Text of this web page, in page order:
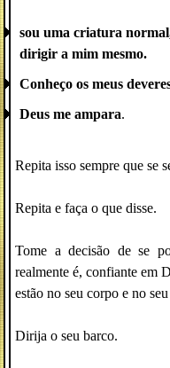
sou uma criatura
dirigir a mim mesmo.
Conheço os meus
Deus me ampara.
Repita isso sempre que se
Repita e faça o que disse.
Tome a decisão de se
realmente é, confiante em
estão no seu corpo e no
Dirija o seu barco.